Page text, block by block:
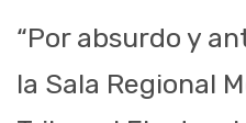
“Por absurdo y
la Sala Regional